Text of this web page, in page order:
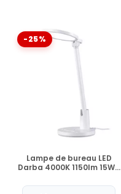
-25%
EN STOCK
Lampe de bureau LED
Darba 4000K 1150lm 15W...